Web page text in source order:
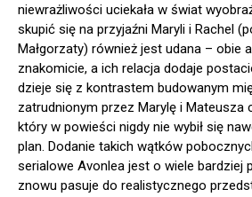
niewrażliwości uciekała w świat
skupić się na przyjaźni Maryli i Rachel
Małgorzaty) również jest udana – obie
znakomicie, a ich relacja dodaje
dzieje się z kontrastem budowanym
zatrudnionym przez Marylę i Mateusza
który w powieści nigdy nie wybił się
plan. Dodanie takich wątków
serialowe Avonlea jest o wiele bardziej
znowu pasuje do realistycznego